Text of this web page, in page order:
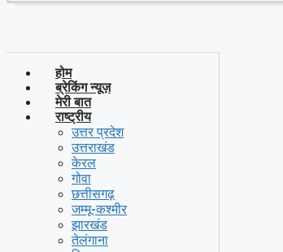
होम
ब्रेकिंग न्यूज़
मेरी बात
राष्ट्रीय
उत्तर प्रदेश
उत्तराखंड
केरल
गोवा
छत्तीसगढ़
जम्मू-कश्मीर
झारखंड
तेलंगाना